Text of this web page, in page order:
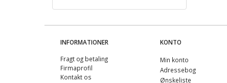
INFORMATIONER
Fragt og betaling
Firmaprofil
Kontakt os
KONTO
Min konto
Adressebog
Ønskeliste